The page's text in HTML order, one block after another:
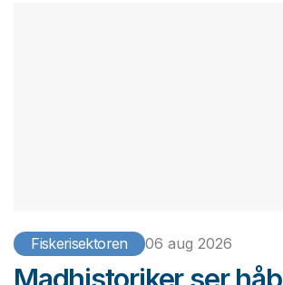
Fiskerisektoren 06 aug 2026
Madhistoriker ser håb